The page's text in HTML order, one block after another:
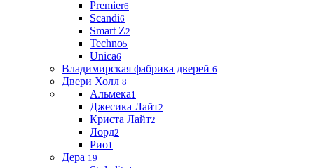
Premier6
Scandi6
Smart Z2
Techno5
Unica6
Владимирская фабрика дверей 6
Двери Холл 8
Альмека1
Джесика Лайт2
Криста Лайт2
Лорд2
Рио1
Дера 19